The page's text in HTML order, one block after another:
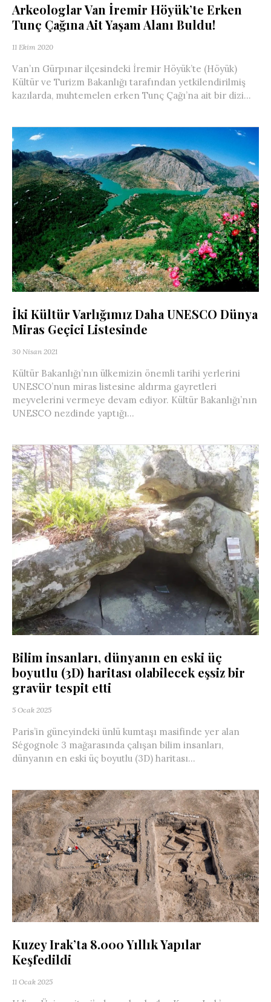
Arkeologlar Van İremir Höyük’te Erken
Tunç Çağına Ait Yaşam Alanı Buldu!
11 Ekim 2020
Van’ın Gürpınar ilçesindeki İremir Höyük’te (Höyük)
Kültür ve Turizm Bakanlığı tarafından yetkilendirilmiş
kazılarda, muhtemelen erken Tunç Çağı’na ait bir dizi...
İki Kültür Varlığımız Daha UNESCO Dünya
Miras Geçici Listesinde
30 Nisan 2021
Kültür Bakanlığı’nın ülkemizin önemli tarihi yerlerini
UNESCO’nun miras listesine aldırma gayretleri
meyvelerini vermeye devam ediyor. Kültür Bakanlığı’nın
UNESCO nezdinde yaptığı...
Bilim insanları, dünyanın en eski üç
boyutlu (3D) haritası olabilecek eşsiz bir
gravür tespit etti
5 Ocak 2025
Paris’in güneyindeki ünlü kumtaşı masifinde yer alan
Ségognole 3 mağarasında çalışan bilim insanları,
dünyanın en eski üç boyutlu (3D) haritası...
Kuzey Irak’ta 8.000 Yıllık Yapılar
Keşfedildi
11 Ocak 2025